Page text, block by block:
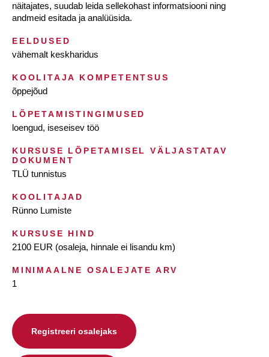
näitajates, suudab leida sellekohast informatsiooni ning
andmeid esitada ja analüüsida.
EELDUSED
vähemalt keskharidus
KOOLITAJA KOMPETENTSUS
õppejõud
LÕPETAMISTINGIMUSED
loengud, iseseisev töö
KURSUSE LÕPETAMISEL VÄLJASTATAV
DOKUMENT
TLÜ tunnistus
KOOLITAJAD
Rünno Lumiste
KURSUSE HIND
2100 EUR (osaleja, hinnale ei lisandu km)
MINIMAALNE OSALEJATE ARV
1
Registreeri osalejaks